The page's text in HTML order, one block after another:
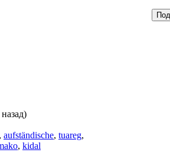
, aufständische, tuareg,
, kidal